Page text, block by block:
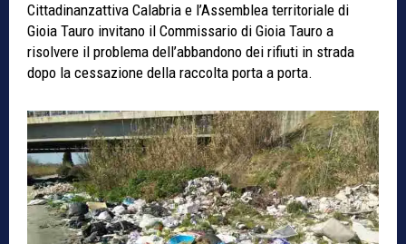
Cittadinanzattiva Calabria e l’Assemblea territoriale di
Gioia Tauro invitano il Commissario di Gioia Tauro a
risolvere il problema dell’abbandono dei rifiuti in strada
dopo la cessazione della raccolta porta a porta.